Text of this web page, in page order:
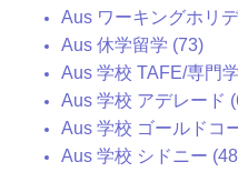
Aus ワーキングホリ
Aus 休学留学 (73)
Aus 学校 TAFE/専門
Aus 学校 アデレード
Aus 学校 ゴールドコ
Aus 学校 シドニー